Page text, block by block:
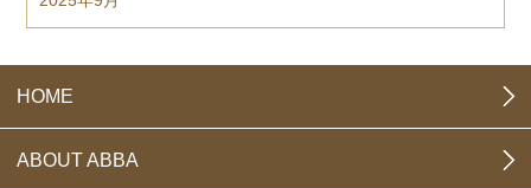
HOME
ABOUT ABBA